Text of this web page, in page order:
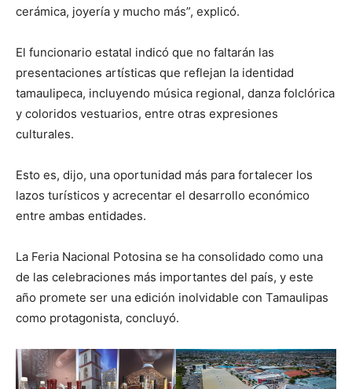
cerámica, joyería y mucho más”, explicó.
El funcionario estatal indicó que no faltarán las
presentaciones artísticas que reflejan la identidad
tamaulipeca, incluyendo música regional, danza folclórica
y coloridos vestuarios, entre otras expresiones
culturales.
Esto es, dijo, una oportunidad más para fortalecer los
lazos turísticos y acrecentar el desarrollo económico
entre ambas entidades.
La Feria Nacional Potosina se ha consolidado como una
de las celebraciones más importantes del país, y este
año promete ser una edición inolvidable con Tamaulipas
como protagonista, concluyó.